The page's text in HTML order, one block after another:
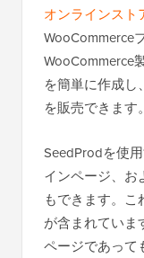
オンラインスト
WooCommerce
WooCommerce
を簡単に作成
を販売できます。
SeedProdを使用
インページ、お
もできます。
が含まれていま
ページであって